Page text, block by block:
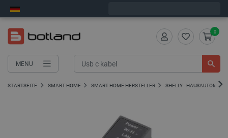
MENU
0
STARTSEITE SMART HOME SMART HOME HERSTELLER SHELLY -